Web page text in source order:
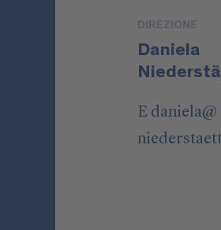
DIREZIONE
Daniela
E daniela@